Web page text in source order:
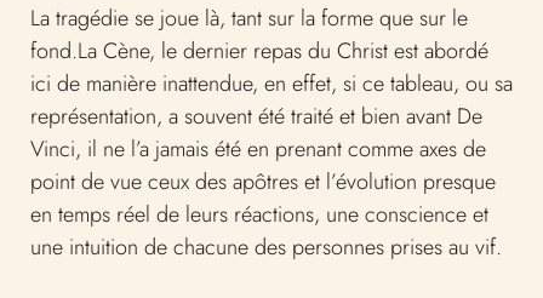
La tragédie se joue là, tant sur la forme que sur le
fond.La Cène, le dernier repas du Christ est abordé
ici de manière inattendue, en effet, si ce tableau, ou sa
représentation, a souvent été traité et bien avant De
Vinci, il ne l’a jamais été en prenant comme axes de
point de vue ceux des apôtres et l’évolution presque
en temps réel de leurs réactions, une conscience et
une intuition de chacune des personnes prises au vif.